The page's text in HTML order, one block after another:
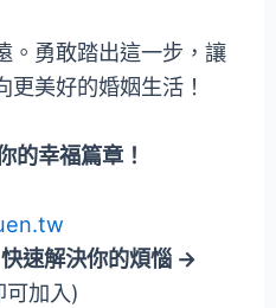
。勇敢踏出這一步，讓
美好的婚姻生活！
的幸福篇章！
速解決你的煩惱 →
可加入)